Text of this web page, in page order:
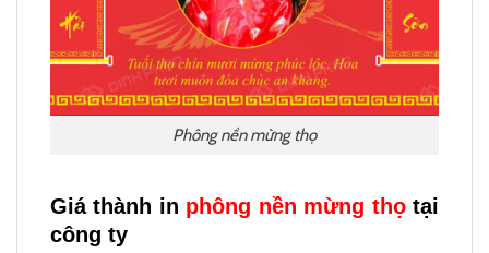
Phông nền mừng thọ
Giá thành in phông nền mừng thọtại
công ty